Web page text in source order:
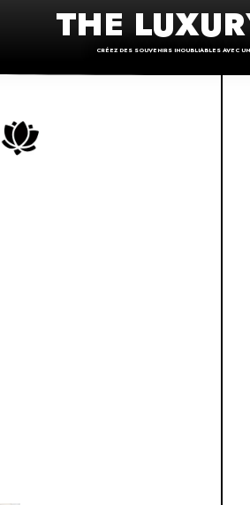
THE
CRÉEZ DES SOUVENIRS INOUBLIABLES AVEC